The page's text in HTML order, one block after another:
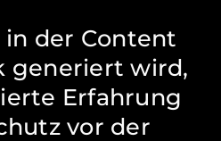
der Content
generiert wird,
Erfahrung
vor der